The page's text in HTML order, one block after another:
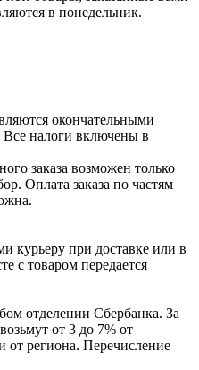
в понедельник.
окончательными
налоги включены в
заказа возможен только
Оплата заказа по частям
курьеру при доставке или в
с товаром передается
отделении Сбербанка. За
от 3 до 7% от
от региона. Перечисление